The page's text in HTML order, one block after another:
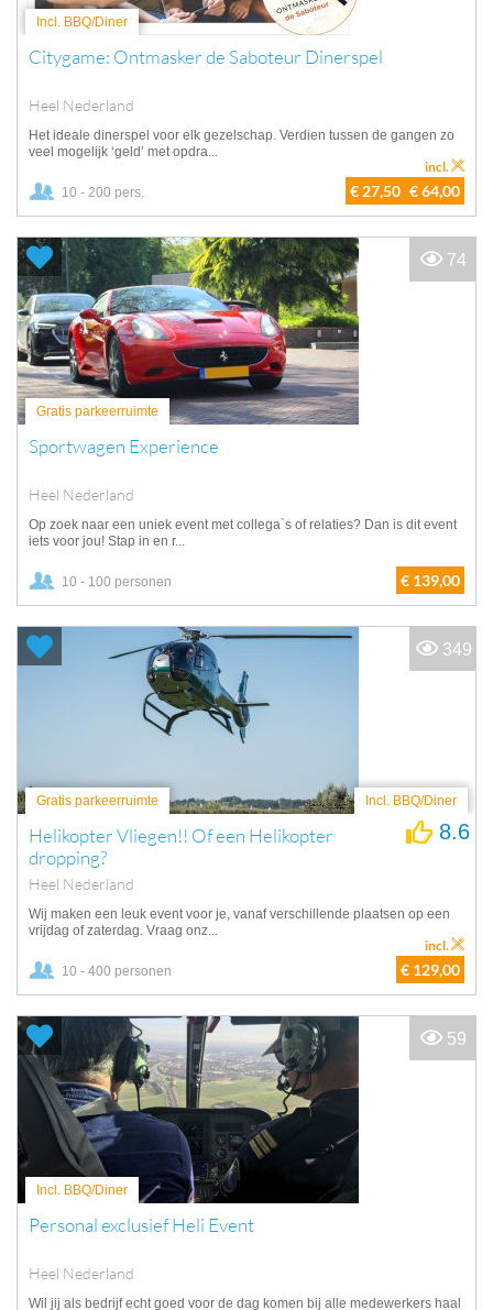
Incl. BBQ/Diner
Citygame: Ontmasker de Saboteur Dinerspel
Heel Nederland
Het ideale dinerspel voor elk gezelschap. Verdien tussen de gangen zo
veel mogelijk ‘geld’ met opdra...
10 - 200 pers. € 27,50 € 64,00
incl.
Gratis parkeerruimte
Sportwagen Experience
Heel Nederland
Op zoek naar een uniek event met collega`s of relaties? Dan is dit event
iets voor jou! Stap in en r...
10 - 100 personen € 139,00
74
Gratis parkeerruimte Incl. BBQ/Diner
Helikopter Vliegen!! Of een Helikopter
dropping?
Heel Nederland
8.6
Wij maken een leuk event voor je, vanaf verschillende plaatsen op een
vrijdag of zaterdag. Vraag onz...
10 - 400 personen € 129,00
incl.
349
Incl. BBQ/Diner
Personal exclusief Heli Event
Heel Nederland
Wil jij als bedrijf echt goed voor de dag komen bij alle medewerkers haal
59